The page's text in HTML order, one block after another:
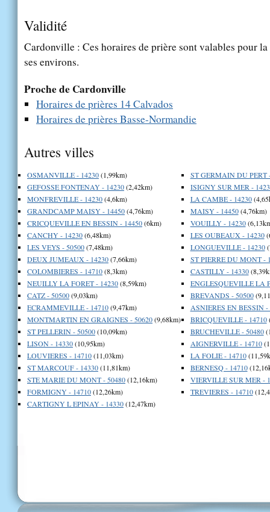
Validité
Cardonville : Ces horaires de prière sont valables pour
ses environs.
Proche de Cardonville
Horaires de prières 14 Calvados
Horaires de prières Basse-Normandie
Autres villes
OSMANVILLE - 14230(1,99km)
GEFOSSE FONTENAY - 14230(2,42km)
MONFREVILLE - 14230(4,6km)
GRANDCAMP MAISY - 14450(4,76km)
CRICQUEVILLE EN BESSIN - 14450(6km)
CANCHY - 14230(6,48km)
LES VEYS - 50500(7,48km)
DEUX JUMEAUX - 14230(7,66km)
COLOMBIERES - 14710(8,3km)
NEUILLY LA FORET - 14230(8,59km)
CATZ - 50500(9,03km)
ECRAMMEVILLE - 14710(9,47km)
MONTMARTIN EN GRAIGNES - 50620(9,68km)
ST PELLERIN - 50500(10,09km)
LISON - 14330(10,95km)
LOUVIERES - 14710(11,03km)
ST MARCOUF - 14330(11,81km)
STE MARIE DU MONT - 50480(12,16km)
FORMIGNY - 14710(12,26km)
CARTIGNY L EPINAY - 14330(12,47km)
ST GERMAIN DU PERT
ISIGNY SUR MER -
LA CAMBE - 14230
MAISY - 14450(4,76km)
VOUILLY - 14230
LES OUBEAUX - 14230
LONGUEVILLE - 14230
ST PIERRE DU MONT -
CASTILLY - 14330
ENGLESQUEVILLE LA
BREVANDS - 50500
ASNIERES EN BESSIN -
BRICQUEVILLE - 14710
BRUCHEVILLE - 50480
AIGNERVILLE - 14710
LA FOLIE - 14710
BERNESQ - 14710
VIERVILLE SUR MER -
TREVIERES - 14710